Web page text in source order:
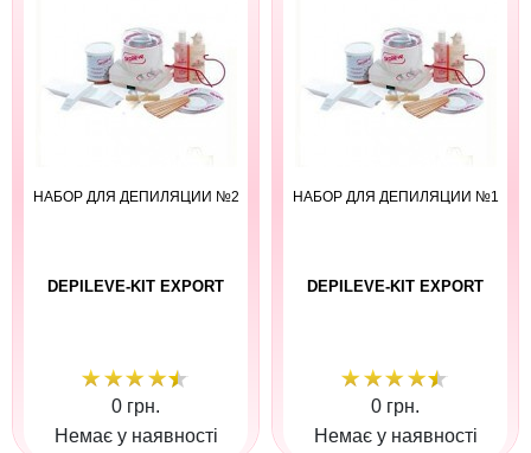
НАБОР ДЛЯ ДЕПИЛЯЦИИ №2
DEPILEVE-KIT EXPORT
0 грн.
Немає у наявності
НАБОР ДЛЯ ДЕПИЛЯЦИИ №1
DEPILEVE-KIT EXPORT
0 грн.
Немає у наявності